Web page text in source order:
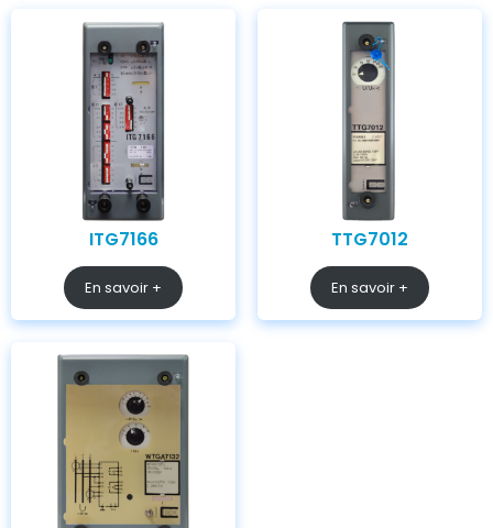
ITG7166
En savoir +
TTG7012
En savoir +